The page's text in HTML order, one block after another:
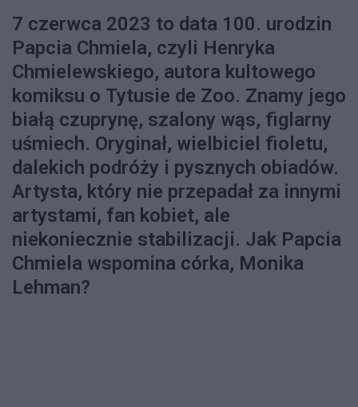
7 czerwca 2023 to data 100. urodzin
Papcia Chmiela, czyli Henryka
Chmielewskiego, autora kultowego
komiksu o Tytusie de Zoo. Znamy jego
białą czuprynę, szalony wąs, figlarny
uśmiech. Oryginał, wielbiciel fioletu,
dalekich podróży i pysznych obiadów.
Artysta, który nie przepadał za innymi
artystami, fan kobiet, ale
niekoniecznie stabilizacji. Jak Papcia
Chmiela wspomina córka, Monika
Lehman?